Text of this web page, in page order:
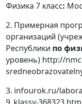
Физика 7 класс:
2. Примерная
организаций
Республики по
уровень) http://
3. infourok.ru/